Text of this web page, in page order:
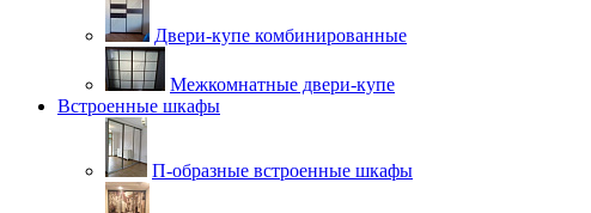
Двери-купе комбинированные
Межкомнатные двери-купе
Встроенные шкафы
П-образные встроенные шкафы